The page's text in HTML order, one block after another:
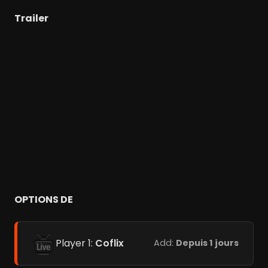
Trailer
OPTIONS DE
Player 1: Coflix Add: Depuis 1 jours